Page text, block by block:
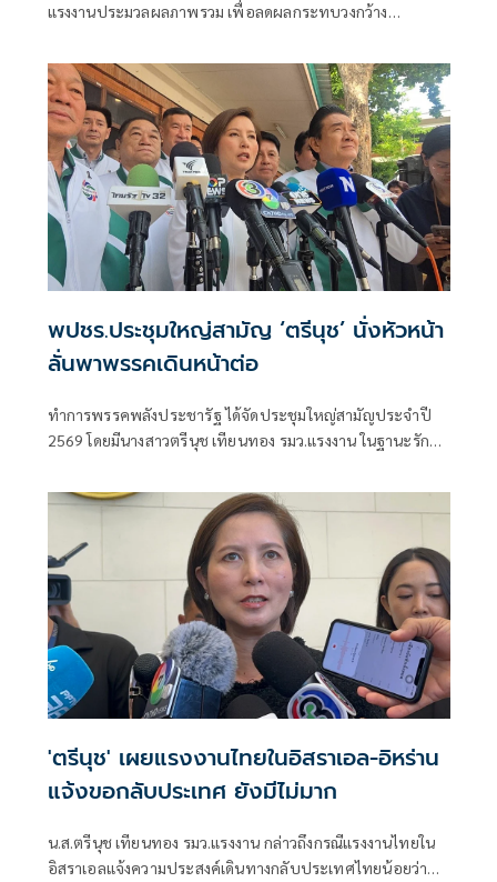
แรงงานประมวลผลภาพรวม เพื่อลดผลกระทบวงกว้าง
กระทรวงแรงงานฉบับเดิมในการเลือกตั้ง
พปชร.ประชุมใหญ่สามัญ ‘ตรีนุช’ นั่งหัวหน้า
ลั่นพาพรรคเดินหน้าต่อ
ทำการพรรคพลังประชารัฐ ได้จัดประชุมใหญ่สามัญประจำปี
2569 โดยมีนางสาวตรีนุช เทียนทอง รมว.แรงงาน ในฐานะรักษา
ประชุม พร้อมด้วยคณะกรรมการบริหาร (กก.บห.) ชุดรักษาการ
'ตรีนุช' เผยแรงงานไทยในอิสราเอล-อิหร่าน
แจ้งขอกลับประเทศ ยังมีไม่มาก
น.ส.ตรีนุช เทียนทอง รมว.แรงงาน กล่าวถึงกรณีแรงงานไทยใน
อิสราเอลแจ้งความประสงค์เดินทางกลับประเทศไทยน้อยว่า